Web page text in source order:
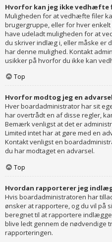
Hvorfor kan jeg ikke vedhæfte
Muligheden for at vedhæfte filer
brugergruppe, eller for hver
have udeladt muligheden for at
du skriver indlæg i, eller måske er
har denne mulighed. Kontakt
usikker på hvorfor du ikke kan
Top
Hvorfor modtog jeg en
Hver boardadministrator har sit
har overtrådt en af disse regler,
Bemærk venligst at det er
Limited intet har at gøre med en
Kontakt venligst en
du har modtaget en advarsel.
Top
Hvordan rapporterer jeg
Hvis boardadministratoren har
ønsker at rapportere, og du vil på
beregnet til at rapportere
blive ledt gennem de nødvendige
rapporteringen.